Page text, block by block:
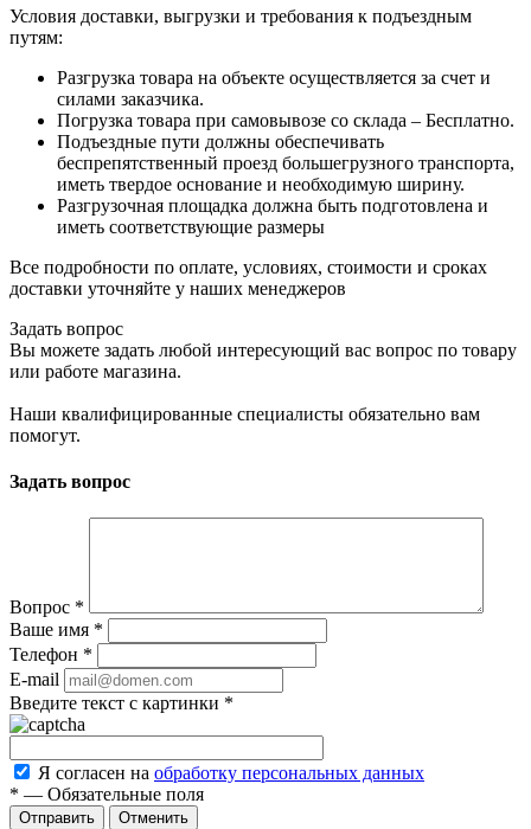
Условия доставки, выгрузки и требования к подъездным
путям:
Разгрузка товара на объекте осуществляется за счет и
силами заказчика.
Погрузка товара при самовывозе со склада – Бесплатно.
Подъездные пути должны обеспечивать
беспрепятственный проезд большегрузного транспорта,
иметь твердое основание и необходимую ширину.
Разгрузочная площадка должна быть подготовлена и
иметь соответствующие размеры
Все подробности по оплате, условиях, стоимости и сроках
доставки уточняйте у наших менеджеров
Задать вопрос
Вы можете задать любой интересующий вас вопрос по товару
или работе магазина.
Наши квалифицированные специалисты обязательно вам
помогут.
Задать вопрос
Вопрос *
Ваше имя *
Телефон *
E-mail
Введите текст с картинки *
Я согласен на обработку персональных данных
* — Обязательные поля
Отменить